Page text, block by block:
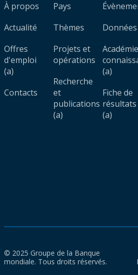
À propos
Actualité
Offres
d'emploi
(a)
Contacts
Pays
Thèmes
Projets et
opérations
Recherche
et
publications
(a)
Données
(a)
Fiche de
résultats
(a)
© 2025 Groupe de la Banque
mondiale. Tous droits réservés.